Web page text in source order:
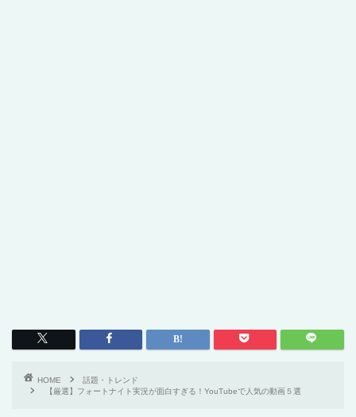
HOME
話題・トレンド
【厳選】フォートナイト実況が面白すぎる！YouTubeで人気の動画５選